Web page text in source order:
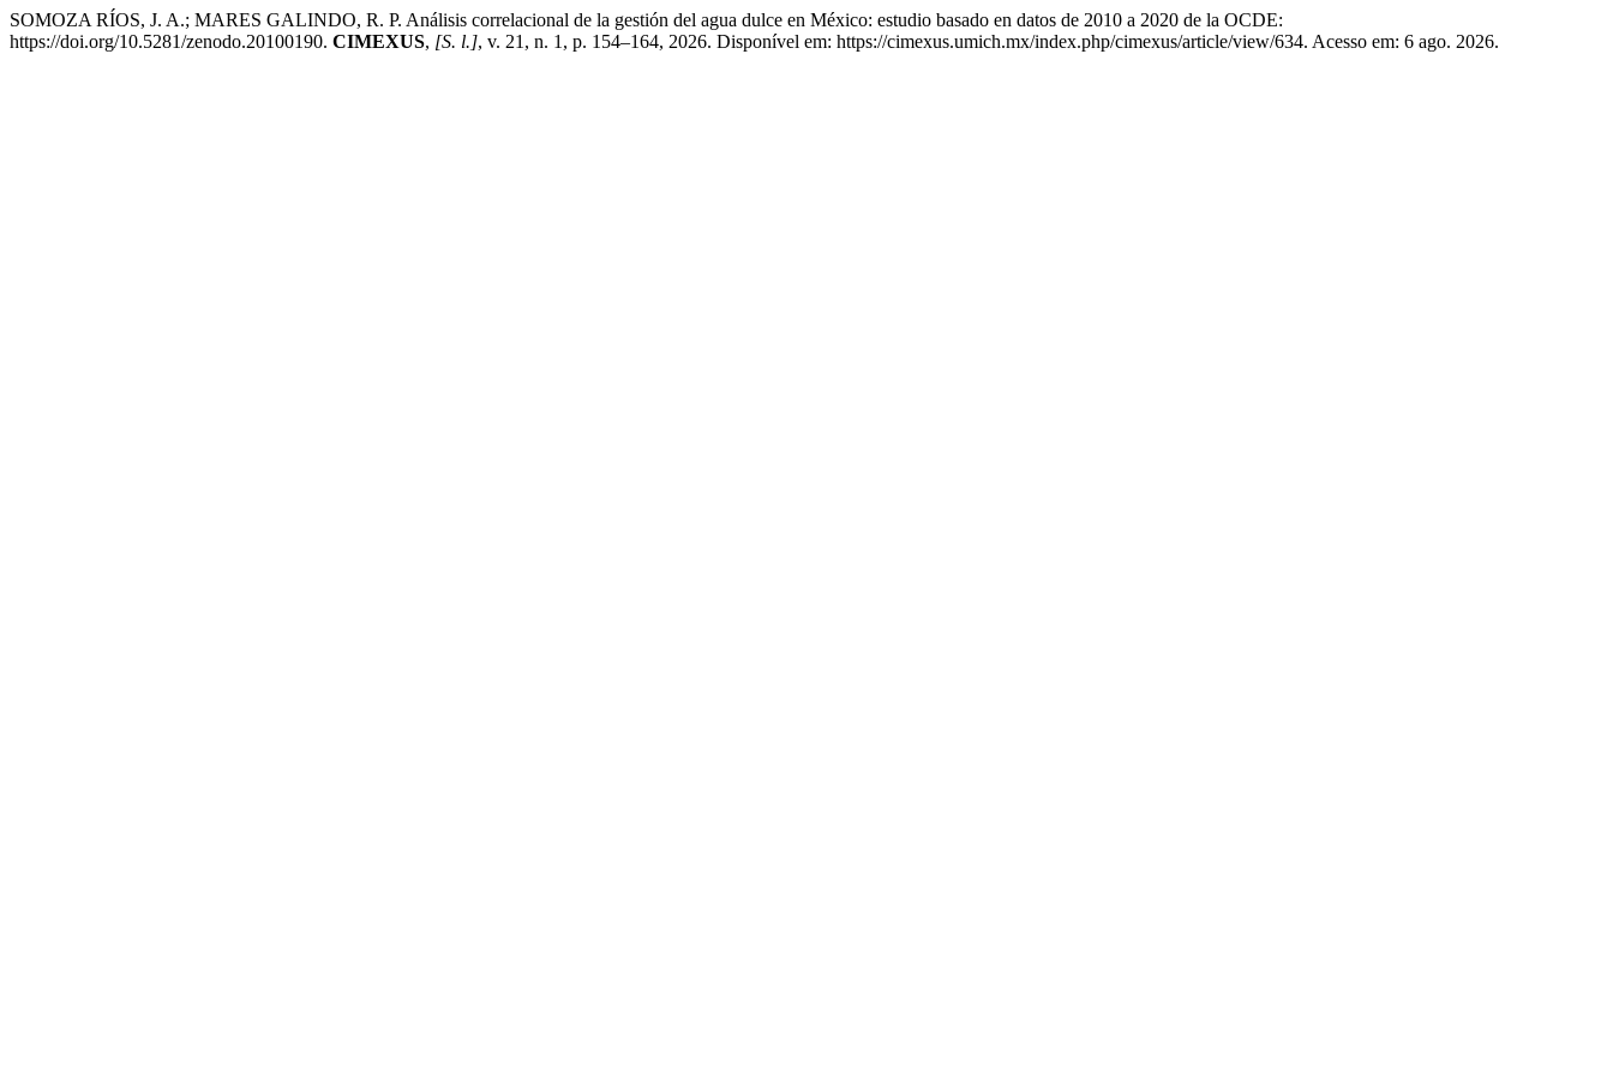
SOMOZA RÍOS, J. A.; MARES GALINDO, R. P. Análisis correlacional de la gestión del agua dulce en México: estudio basado en datos de 2010 a 2020 de la OCDE:
https://doi.org/10.5281/zenodo.20100190. CIMEXUS, [S. l.], v. 21, n. 1, p. 154–164, 2026. Disponível em: https://cimexus.umich.mx/index.php/cimexus/article/view/634. Acesso em: 6 ago. 2026.